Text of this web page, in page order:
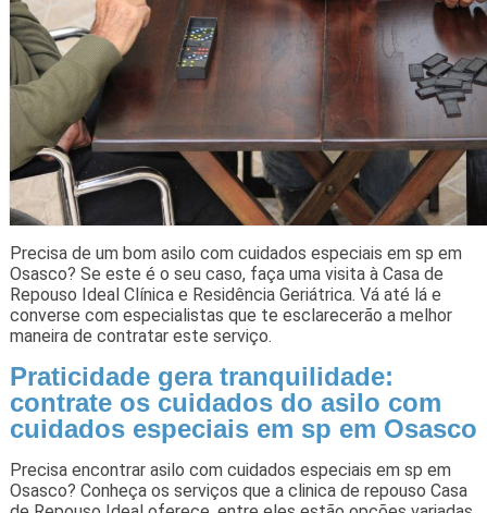
Precisa de um bom asilo com cuidados especiais em sp em
Osasco? Se este é o seu caso, faça uma visita à Casa de
Repouso Ideal Clínica e Residência Geriátrica. Vá até lá e
converse com especialistas que te esclarecerão a melhor
maneira de contratar este serviço.
Praticidade gera tranquilidade:
contrate os cuidados do asilo com
cuidados especiais em sp em Osasco
Precisa encontrar asilo com cuidados especiais em sp em
Osasco? Conheça os serviços que a clinica de repouso Casa